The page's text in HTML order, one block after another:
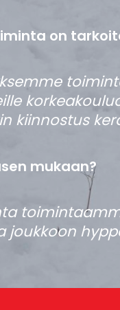
on
kiinnostus
mukaan?
joukkoon